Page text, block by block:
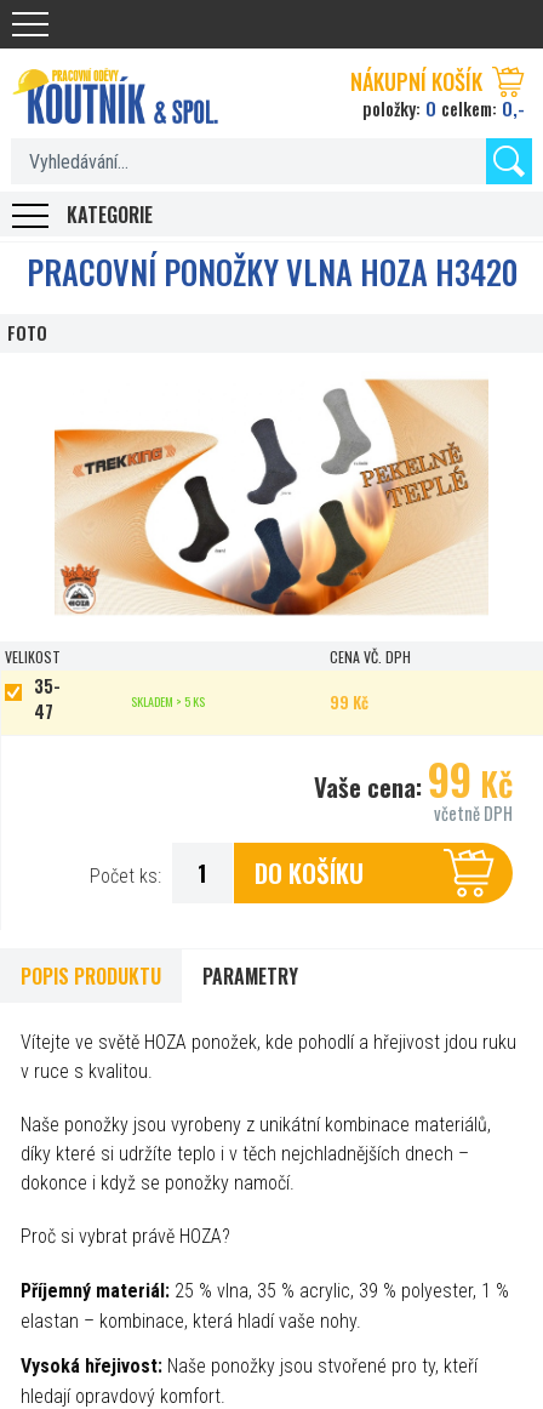
Koutnik.com
PRACOVNÍ PONOŽKY VLNA HOZA H3420
FOTO
VELIKOST CENA VČ. DPH
35-
47
SKLADEM > 5 KS 99 Kč
Vaše cena:99 Kč
včetně DPH
Počet ks: DO KOŠÍKU
POPIS PRODUKTU PARAMETRY
Vítejte ve světě HOZA ponožek, kde pohodlí a hřejivost jdou ruku
v ruce s kvalitou.
Naše ponožky jsou vyrobeny z unikátní kombinace materiálů,
díky které si udržíte teplo i v těch nejchladnějších dnech –
dokonce i když se ponožky namočí.
Proč si vybrat právě HOZA?
Příjemný materiál: 25 % vlna, 35 % acrylic, 39 % polyester, 1 %
elastan – kombinace, která hladí vaše nohy.
Vysoká hřejivost: Naše ponožky jsou stvořené pro ty, kteří
hledají opravdový komfort.
KATEGORIE
NÁKUPNÍ KOŠÍK
položky: 0 celkem: 0,-